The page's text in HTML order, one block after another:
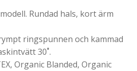
Rundad hals, kort ärm
ringspunnen och kammad
30˚.
Organic Blanded, Organic